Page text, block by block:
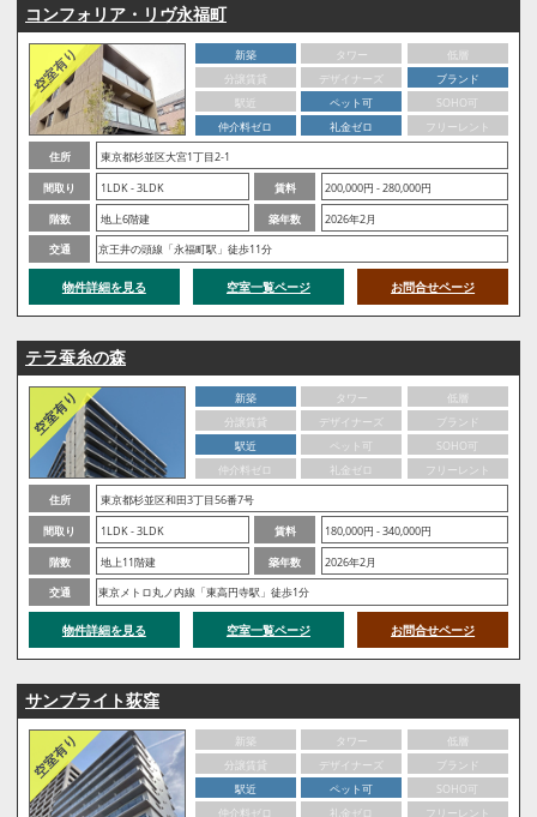
コンフォリア・リヴ永福町
新築 タワー
低層
分譲賃貸
デザイナーズ
ブランド
駅近
ペット可
SOHO可
仲介料ゼロ
礼金ゼロ
フリーレント
住所
東京都杉並区大宮1丁目2‐1
間取り
1LDK - 3LDK 賃料
200,000円 - 280,000円
階数
地上6階建 築年数
2026年2月
交通
京王井の頭線「永福町駅」徒歩11分
物件詳細を見る 空室一覧ページ お問合せページ
テラ蚕糸の森
新築 タワー
低層
分譲賃貸
デザイナーズ
ブランド
駅近
ペット可
SOHO可
仲介料ゼロ
礼金ゼロ
フリーレント
住所
東京都杉並区和田3丁目56番7号
間取り
1LDK - 3LDK 賃料
180,000円 - 340,000円
階数
地上11階建 築年数
2026年2月
交通
東京メトロ丸ノ内線「東高円寺駅」徒歩1分
物件詳細を見る 空室一覧ページ お問合せページ
サンブライト荻窪
新築 タワー
低層
分譲賃貸
デザイナーズ
ブランド
駅近
ペット可
SOHO可
仲介料ゼロ
礼金ゼロ
フリーレント